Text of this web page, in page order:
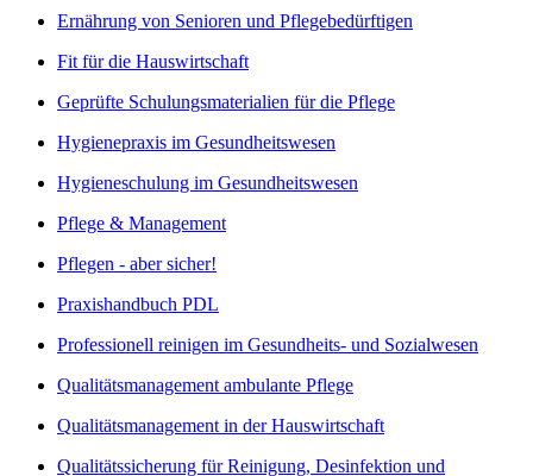
Ernährung von Senioren und Pflegebedürftigen
Fit für die Hauswirtschaft
Geprüfte Schulungsmaterialien für die Pflege
Hygienepraxis im Gesundheitswesen
Hygieneschulung im Gesundheitswesen
Pflege & Management
Pflegen - aber sicher!
Praxishandbuch PDL
Professionell reinigen im Gesundheits- und Sozialwesen
Qualitätsmanagement ambulante Pflege
Qualitätsmanagement in der Hauswirtschaft
Qualitätssicherung für Reinigung, Desinfektion und